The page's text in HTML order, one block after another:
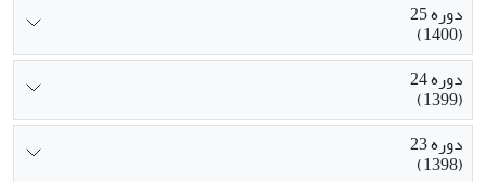
دوره 25
(1400)
دوره 24
(1399)
دوره 23
(1398)